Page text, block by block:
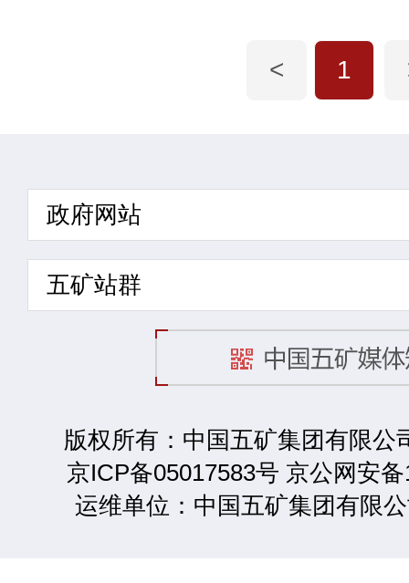
< 1
政府网站
五矿站群
版权所有：中国五矿集团有限公
京ICP备05017583号 京公网安
运维单位：中国五矿集团有限